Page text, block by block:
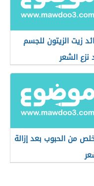
زيت الزيتون للجسم
نزع الشعر
من الحبوب بعد إزالة